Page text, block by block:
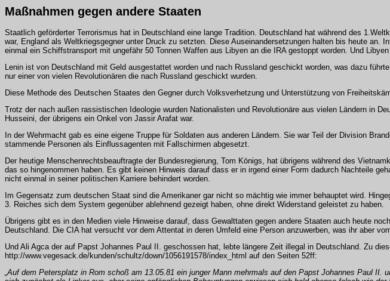
Maßnahmen gegen andere Staaten
Staatlich geförderter Terrorismus hat in Deutschland eine lange Tradition. Deutschland hat während des
war, England als Weltkriegsgegner unter Druck zu setzten. Diese Auseinandersetzungen halten bis heute
einmal ein Schiffstransport mit ungefähr 50 Tonnen Waffen aus Libyen an die IRA gestoppt worden. Und
Lenin ist von Deutschland mit Geld ausgestattet worden und nach Russland geschickt worden, was dazu
nur einer von vielen Revolutionären die nach Russland geschickt wurden.
Diese Methode des Deutschen Staates den Gegner durch Volksverhetzung und Unterstützung von
Trotz der nach außen rassistischen Ideologie wurden Nationalisten und Revolutionäre aus vielen Ländern in
Husseini, der übrigens ein Onkel von Jassir Arafat war.
In der Wehrmacht gab es eine eigene Truppe für Soldaten aus anderen Ländern. Sie war Teil der Division
stammende Personen als Einflussagenten mit Fallschirmen abgesetzt.
Der heutige Menschenrechtsbeauftragte der Bundesregierung, Tom Königs, hat übrigens während des
das so hingenommen haben. Es gibt keinen Hinweis darauf dass er in irgend einer Form dadurch Nachteile
nicht einmal in seiner politischen Karriere behindert worden.
Im Gegensatz zum deutschen Staat sind die Amerikaner gar nicht so mächtig wie immer behauptet wird.
3. Reiches sich dem System gegenüber ablehnend gezeigt haben, ohne direkt Widerstand geleistet zu haben.
Übrigens gibt es in den Medien viele Hinweise darauf, dass Gewalttaten gegen andere Staaten auch heute
Deutschland. Die CIA hat versucht vor dem Attentat in deren Umfeld eine Person anzuwerben, was ihr aber
Und Ali Agca der auf Papst Johannes Paul II. geschossen hat, lebte längere Zeit illegal in Deutschland. Zu
http://www.vegesack.de/kunden/schultz/down/1056191578/index_html auf den Seiten 52ff:
„Auf dem Petersplatz in Rom schoß am 13.05.81 ein junger Mann mehrmals auf den Papst Johannes Paul